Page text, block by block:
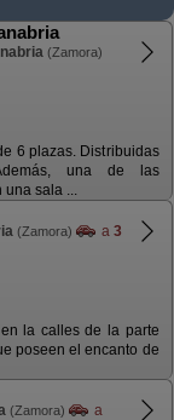
(Zamora)
6 plazas. Distribuidas
una de las
una sala ...
(Zamora) a 3
la calles de la parte
poseen el encanto de
(Zamora)
a